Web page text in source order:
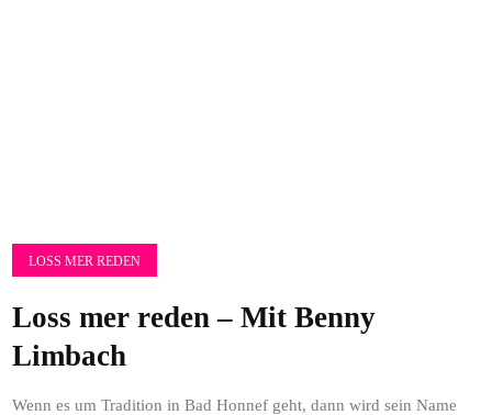
LOSS MER REDEN
Loss mer reden – Mit Benny
Limbach
Wenn es um Tradition in Bad Honnef geht, dann wird sein Name